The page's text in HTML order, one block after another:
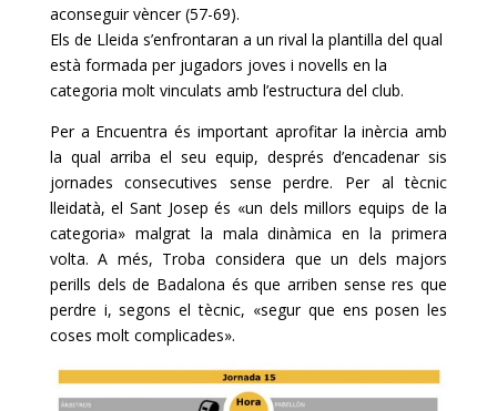
aconseguir vèncer (57-69).
Els de Lleida s’enfrontaran a un rival la plantilla del qual
està formada per jugadors joves i novells en la
categoria molt vinculats amb l’estructura del club.
Per a Encuentra és important aprofitar la inèrcia amb
la qual arriba el seu equip, després d’encadenar sis
jornades consecutives sense perdre. Per al tècnic
lleidatà, el Sant Josep és «un dels millors equips de la
categoria» malgrat la mala dinàmica en la primera
volta. A més, Troba considera que un dels majors
perills dels de Badalona és que arriben sense res que
perdre i, segons el tècnic, «segur que ens posen les
coses molt complicades».